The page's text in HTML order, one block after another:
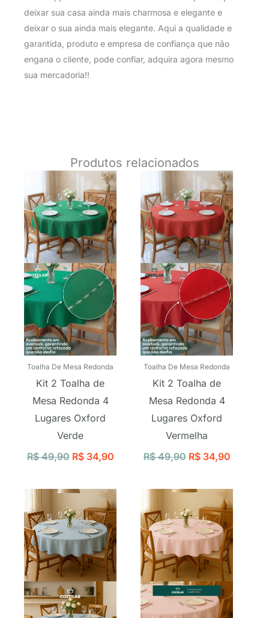
deixar sua casa ainda mais charmosa e elegante e
deixar o sua ainda mais elegante. Aqui a qualidade e
garantida, produto e empresa de confiança que não
engana o cliente, pode confiar, adquira agora mesmo
sua mercadoria!!
Produtos relacionados
Toalha De Mesa Redonda
Kit 2 Toalha de
Mesa Redonda 4
Lugares Oxford
Verde
R$49,90
preço
original
era:
R$ 49,90.
R$34,90
O
preço
atual
é:
R$ 34,90.
Toalha De Mesa Redonda
Kit 2 Toalha de
Mesa Redonda 4
Lugares Oxford
Vermelha
R$49,90
preço
original
era:
R$ 49,90.
R$34,90
O
preço
atual
é:
R$
O
preço
original
era:
R$ 49,90.
O
preço
é:
R$ 34,90.
O
preço
original
era:
R$ 26,90.
O
preço
é:
R$